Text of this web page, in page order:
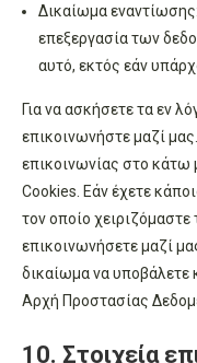
Δικαίωμα
επεξεργασία των
αυτό, εκτός εάν
Για να ασκήσετε τα εν
επικοινωνήστε μαζί
επικοινωνίας στο κάτω
Cookies. Εάν έχετε
τον οποίο
επικοινωνήσετε μαζί
δικαίωμα να υποβάλετε
Αρχή Προστασίας
10. Στοιχεία